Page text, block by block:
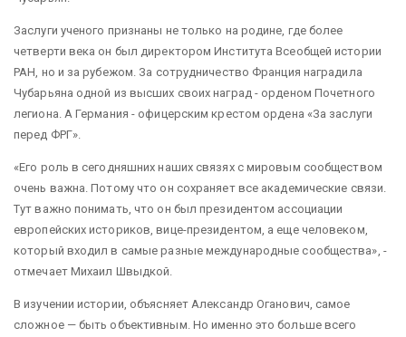
Заслуги ученого признаны не только на родине, где более
четверти века он был директором Института Всеобщей истории
РАН, но и за рубежом. За сотрудничество Франция наградила
Чубарьяна одной из высших своих наград - орденом Почетного
легиона. А Германия - офицерским крестом ордена «За заслуги
перед ФРГ».
«Его роль в сегодняшних наших связях с мировым сообществом
очень важна. Потому что он сохраняет все академические связи.
Тут важно понимать, что он был президентом ассоциации
европейских историков, вице-президентом, а еще человеком,
который входил в самые разные международные сообщества», -
отмечает Михаил Швыдкой.
В изучении истории, объясняет Александр Оганович, самое
сложное — быть объективным. Но именно это больше всего